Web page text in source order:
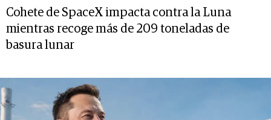
Cohete de SpaceX impacta contra la Luna
mientras recoge más de 209 toneladas de
basura lunar